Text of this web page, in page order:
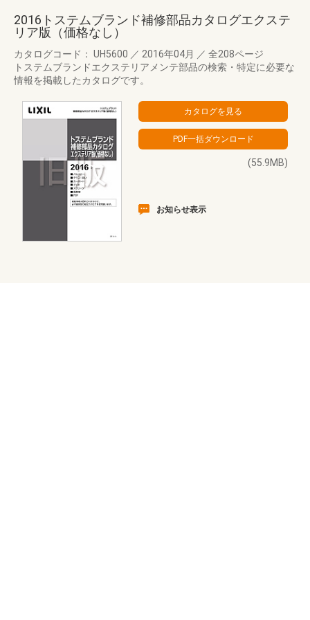
2016トステムブランド補修部品カタログエクステ
リア版（価格なし）
カタログコード： UH5600 ／ 2016年04月 ／ 全208ページ
トステムブランドエクステリアメンテ部品の検索・特定に必要な
情報を掲載したカタログです。
(55.9MB)
お知らせ表示